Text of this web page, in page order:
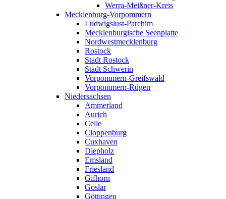
Werra-Meißner-Kreis
Mecklenburg-Vorpommern
Ludwigslust-Parchim
Mecklenburgische Seenplatte
Nordwestmecklenburg
Rostock
Stadt Rostock
Stadt Schwerin
Vorpommern-Greifswald
Vorpommern-Rügen
Niedersachsen
Ammerland
Aurich
Celle
Cloppenburg
Cuxhaven
Diepholz
Emsland
Friesland
Gifhorn
Goslar
Göttingen